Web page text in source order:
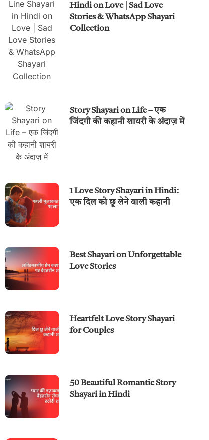
Hindi on Love | Sad Love
Stories & WhatsApp Shayari
Collection
Story Shayari on Life – एक
जिंदगी की कहानी शायरी के अंदाज़ में
1 Love Story Shayari in Hindi:
एक दिल को छू लेने वाली कहानी
Best Shayari on Unforgettable
Love Stories
Heartfelt Love Story Shayari
for Couples
50 Beautiful Romantic Story
Shayari in Hindi